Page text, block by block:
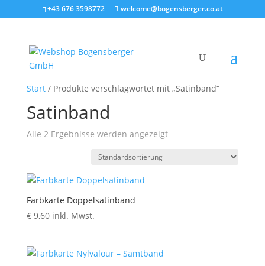
+43 676 3598772 welcome@bogensberger.co.at
Start/ Produkte verschlagwortet mit „Satinband“
Satinband
Alle 2 Ergebnisse werden angezeigt
Farbkarte Doppelsatinband
€9,60 inkl. Mwst.